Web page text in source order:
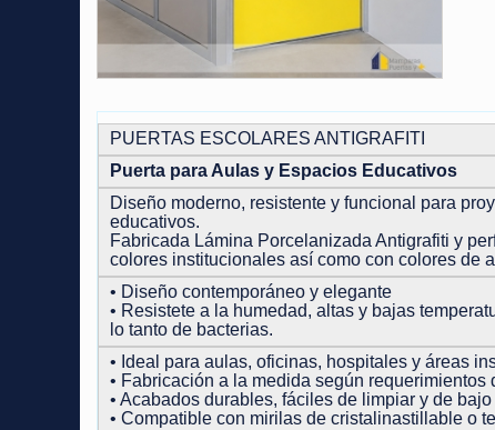
PUERTAS ESCOLARES ANTIGRAFITI
Puerta para Aulas y Espacios Educativos
Diseño moderno, resistente y funcional para
educativos.
Fabricada Lámina Porcelanizada Antigrafiti y
colores institucionales así como con colores de
• Diseño contemporáneo y elegante
• Resistete a la humedad, altas y bajas
lo tanto de bacterias.
• Ideal para aulas, oficinas, hospitales y áreas
• Fabricación a la medida según requerimientos
• Acabados durables, fáciles de limpiar y de
• Compatible con mirilas de cristalinastillable o